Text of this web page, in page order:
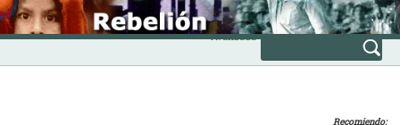
Skip
to
content
INICIO
Avanzada
Recomiendo: